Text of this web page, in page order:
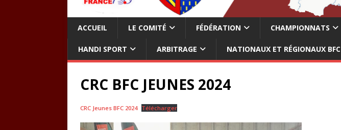
ACCUEIL LE COMITÉ FÉDÉRATION CHAMPIONNATS
HANDI SPORT ARBITRAGE NATIONAUX ET RÉGIONAUX BFC
CRC BFC JEUNES 2024
CRC Jeunes BFC 2024 Télécharger